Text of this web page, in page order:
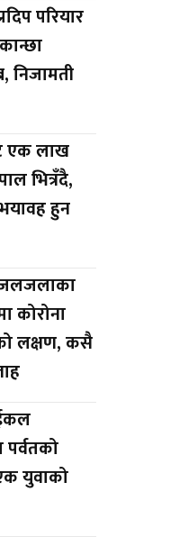
परियार
निजामती
एक लाख
भित्रँदै,
हुन
कोरोना
लक्षण, कसै
पर्वतको
युवाको